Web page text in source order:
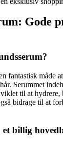
Gode
fantastisk måde
Serummet
til at
bidrage til at
billig